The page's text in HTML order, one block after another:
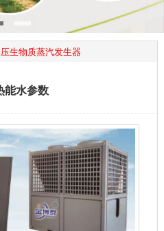
生物质蒸汽发生器
能水参数